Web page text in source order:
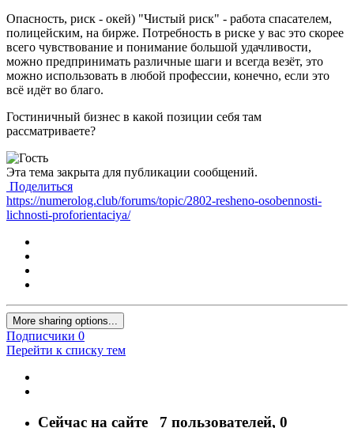
Опасность, риск - окей) "Чистый риск" - работа спасателем,
полицейским, на бирже. Потребность в риске у вас это скорее
всего чувствование и понимание большой удачливости,
можно предпринимать различные шаги и всегда везёт, это
можно использовать в любой профессии, конечно, если это
всё идёт во благо.
Гостиничный бизнес в какой позиции себя там
рассматриваете?
Эта тема закрыта для публикации сообщений.
Поделиться
https://numerolog.club/forums/topic/2802-resheno-osobennosti-
lichnosti-proforientaciya/
More sharing options...
Подписчики 0
Перейти к списку тем
Сейчас на сайте 7 пользователей, 0